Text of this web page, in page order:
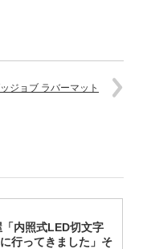
ジョブ ラバーマット
内照式LED切文字
行ってきました」そ